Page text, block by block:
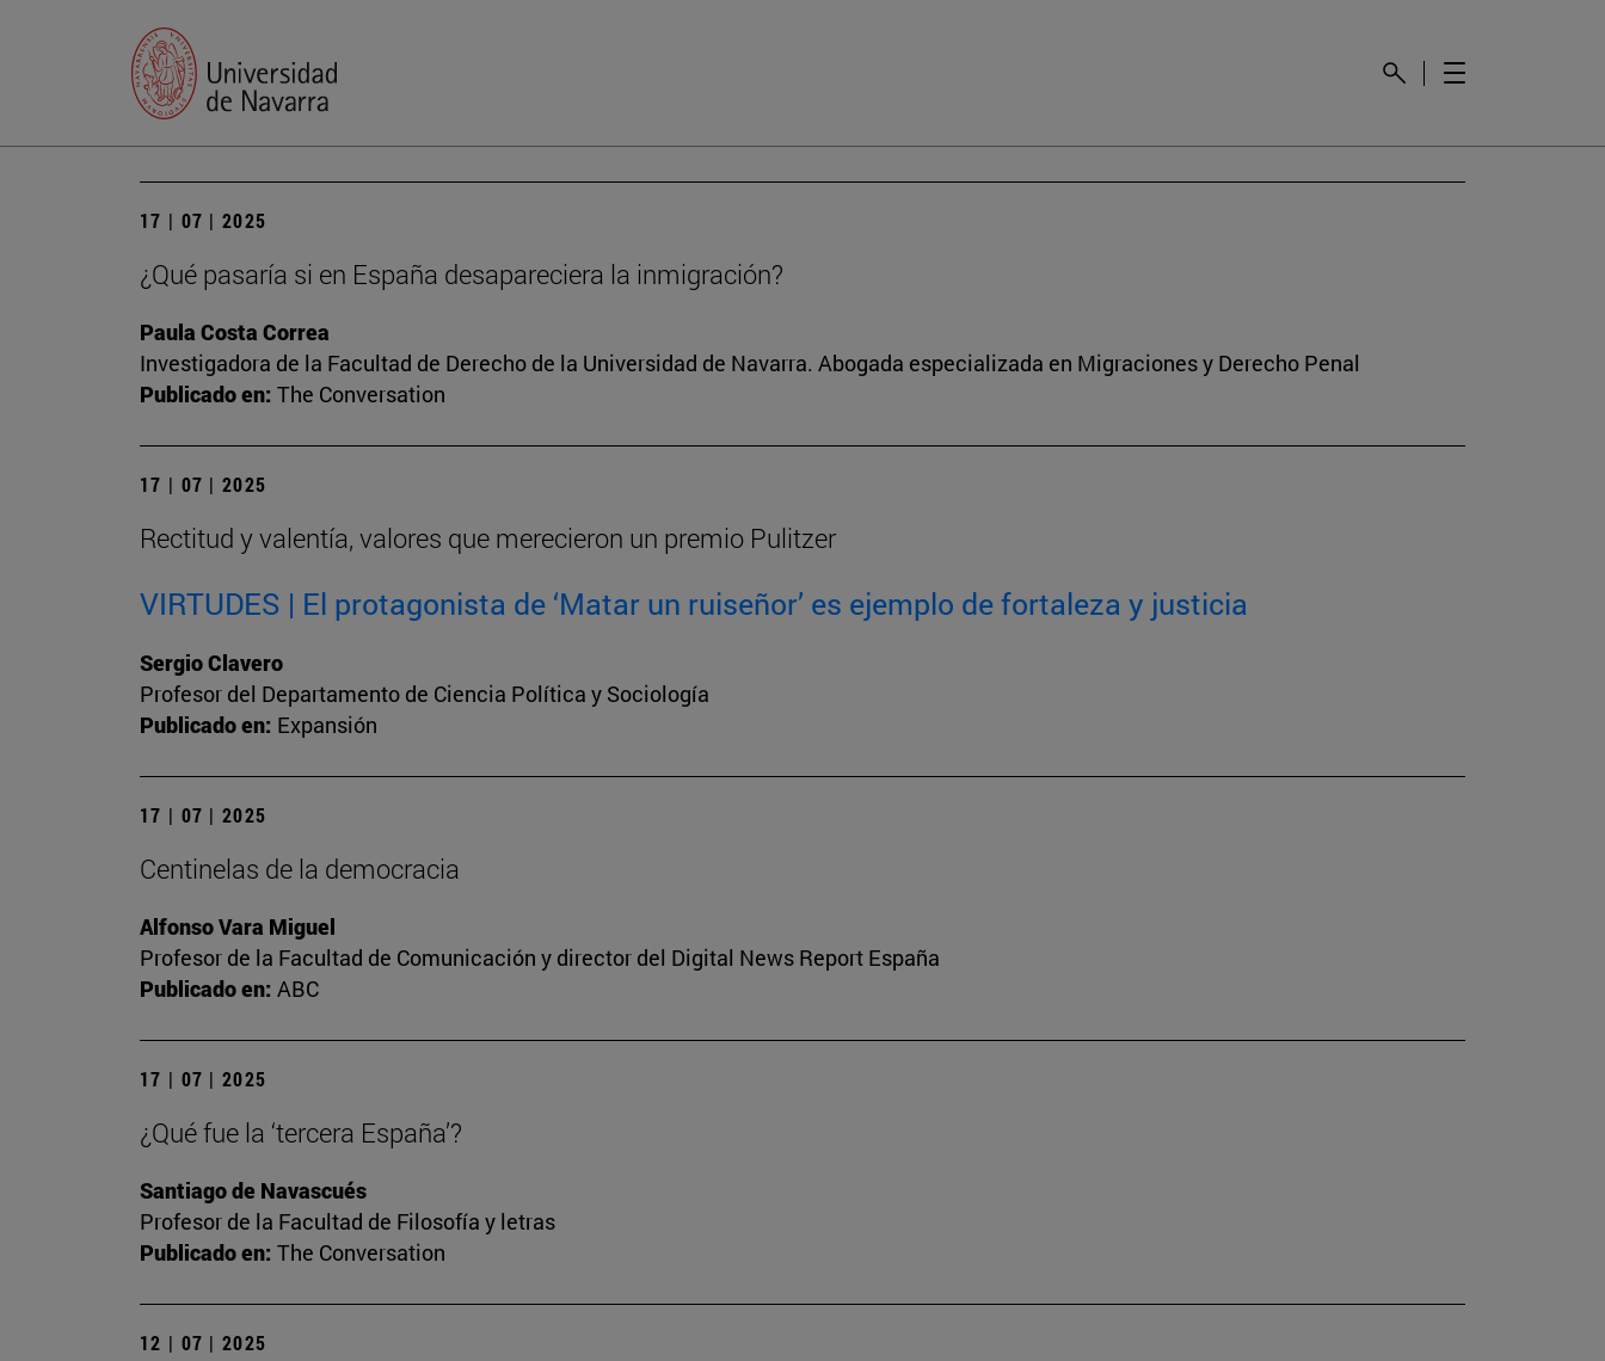
17 | 07 | 2025
¿Qué pasaría si en España desapareciera la inmigración?
Paula Costa Correa
Investigadora de la Facultad de Derecho de la Universidad de Navarra. Abogada especializada en Migraciones y Derecho Penal
Publicado en: The Conversation
17 | 07 | 2025
Rectitud y valentía, valores que merecieron un premio Pulitzer
VIRTUDES | El protagonista de ‘Matar un ruiseñor’ es ejemplo de fortaleza y justicia
Sergio Clavero
Profesor del Departamento de Ciencia Política y Sociología
Publicado en: Expansión
17 | 07 | 2025
Centinelas de la democracia
Alfonso Vara Miguel
Profesor de la Facultad de Comunicación y director del Digital News Report España
Publicado en: ABC
17 | 07 | 2025
¿Qué fue la ‘tercera España’?
Santiago de Navascués
Profesor de la Facultad de Filosofía y letras
Publicado en: The Conversation
12 | 07 | 2025